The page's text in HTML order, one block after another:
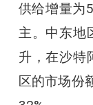
供给增量为
主。中东地
升，在沙特
区的市场份